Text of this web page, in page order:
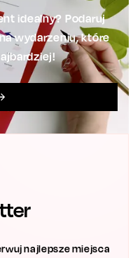
idealny? Podaruj
wydarzeniu, które
najlepsze miejsca